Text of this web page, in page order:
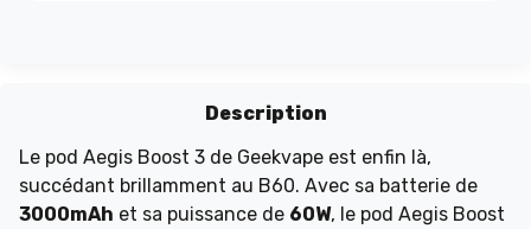
Description
Le pod Aegis Boost 3 de Geekvape est enfin là,
succédant brillamment au B60. Avec sa batterie de
3000mAh et sa puissance de 60W, le pod Aegis Boost